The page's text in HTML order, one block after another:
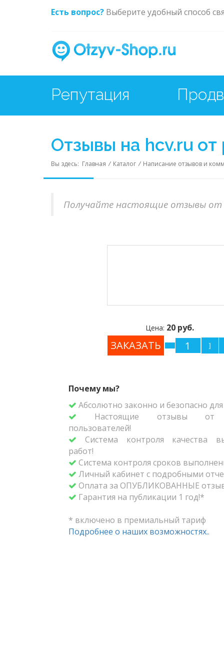
Есть вопрос? Выберите удобный способ
Репутация
Отзывы на hcv.ru от
Вы здесь: Главная / Каталог / Написание отзывов и
Получайте настоящие отзывы от
Цена: 20 руб.
Почему мы?
Абсолютно законно и безопасно для
Настоящие отзывы от
пользователей!
Система контроля качества
работ!
Система контроля сроков
Личный кабинет с подробными
Оплата за ОПУБЛИКОВАННЫЕ
Гарантия на публикации 1 год!*
* включено в премиальный тариф
Подробнее о наших возможностях..